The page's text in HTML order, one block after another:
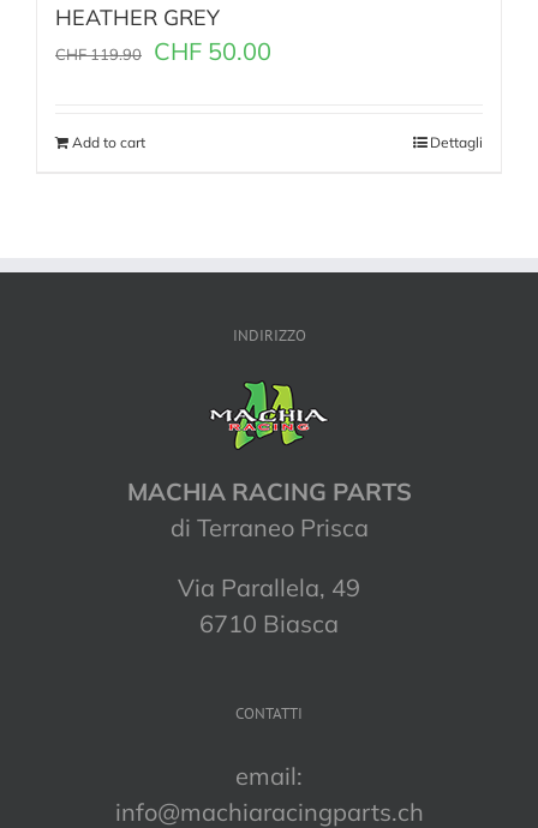
HEATHER GREY
CHF119.90 CHF 50.00
Add to cart Dettagli
INDIRIZZO
MACHIA RACING PARTS
di Terraneo Prisca
Via Parallela, 49
6710 Biasca
CONTATTI
email:
info@machiaracingparts.ch